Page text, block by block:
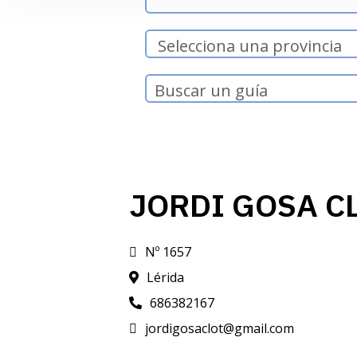
JORDI GOSA
Nº 1657
Lérida
686382167
jordigosaclot@gmail.com